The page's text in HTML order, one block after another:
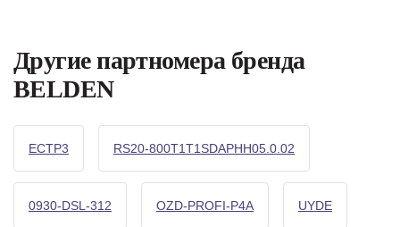
Другие партномера бренда
BELDEN
ECTP3 RS20-800T1T1SDAPHH05.0.02
0930-DSL-312 OZD-PROFI-P4A UYDE